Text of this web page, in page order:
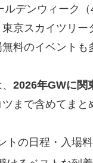
ルデンウィーク
京スカイツリ
料のイベントも
2026年GWに関
まで含めてまと
トの日程・入場